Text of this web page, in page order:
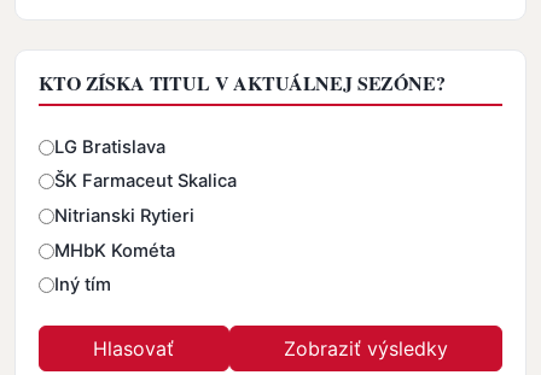
KTO ZÍSKA TITUL V AKTUÁLNEJ SEZÓNE?
Odpovede
LG Bratislava
ŠK Farmaceut Skalica
Nitrianski Rytieri
MHbK Kométa
Iný tím